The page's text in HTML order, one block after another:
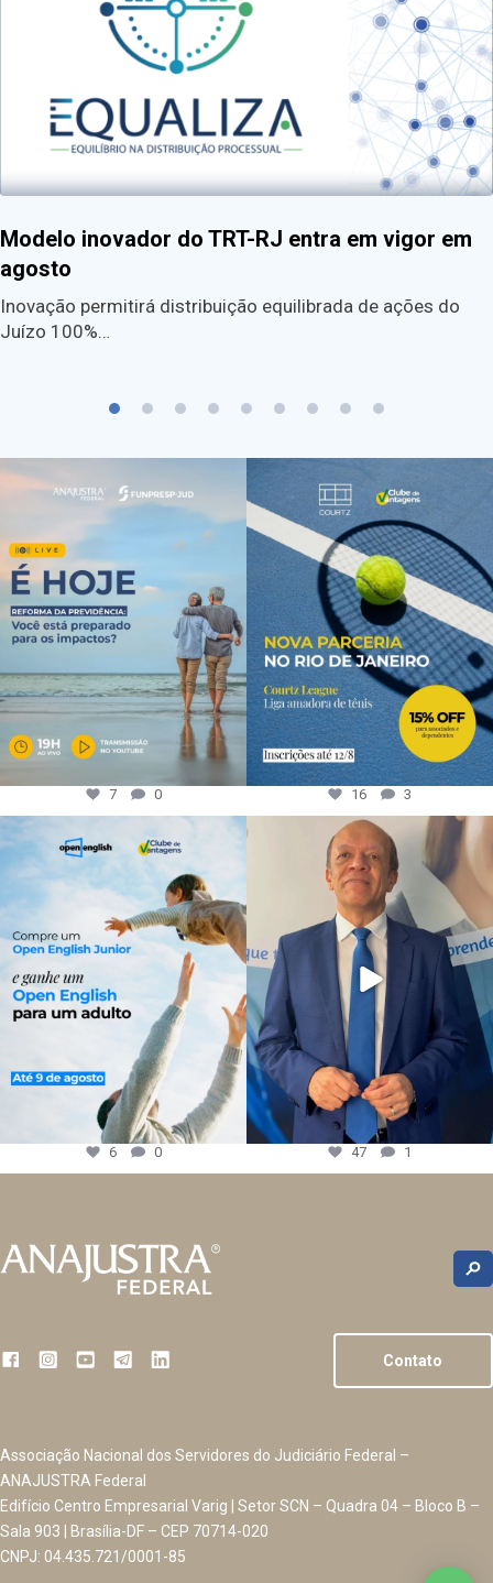
Modelo inovador do TRT-RJ entra em vigor em
agosto
Inovação permitirá distribuição equilibrada de ações do
Juízo 100%…
7 0 16 3
6 0 47 1
Contato
Associação Nacional dos Servidores do Judiciário Federal –
ANAJUSTRA Federal
Edifício Centro Empresarial Varig | Setor SCN – Quadra 04 – Bloco B –
Sala 903 | Brasília-DF – CEP 70714-020
CNPJ: 04.435.721/0001-85